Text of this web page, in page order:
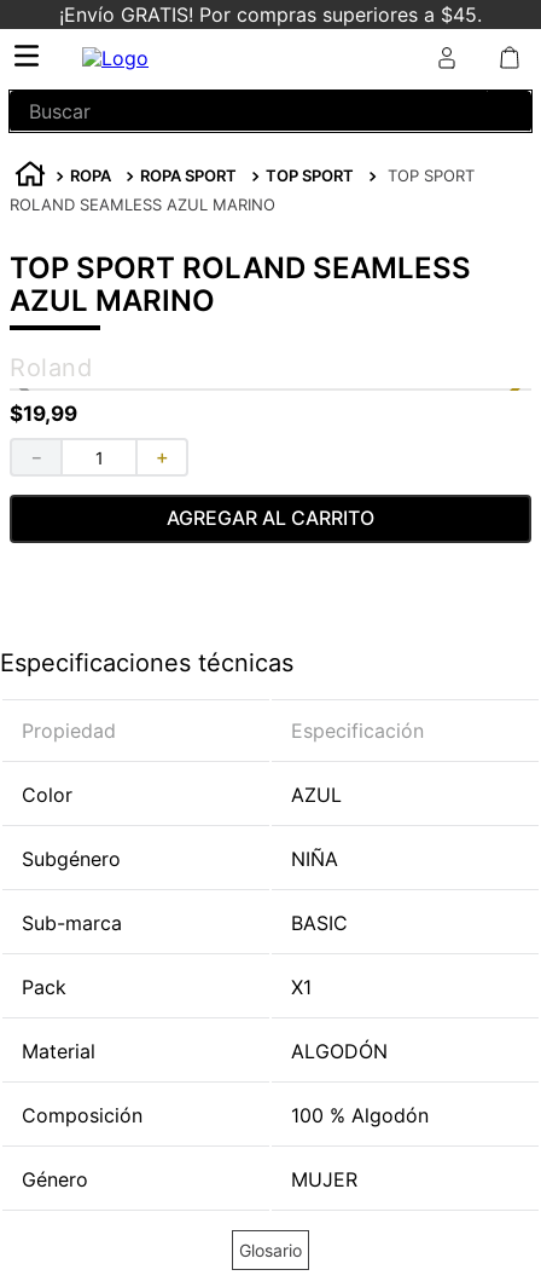
¡Envío GRATIS! Por compras superiores a $45.
Buscar
ROPA ROPA SPORT TOP SPORT
TOP SPORT
ROLAND SEAMLESS AZUL MARINO
TOP SPORT ROLAND SEAMLESS
AZUL MARINO
Roland
$19,99
＋
－
AGREGAR AL CARRITO
Especificaciones técnicas
Propiedad Especificación
Color AZUL
Subgénero NIÑA
Sub-marca BASIC
Pack X1
Material ALGODÓN
Composición 100 % Algodón
Género MUJER
Glosario